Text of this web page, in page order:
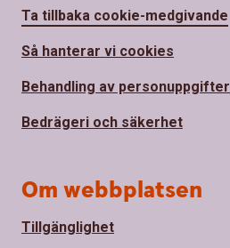
Ta tillbaka cookie-medgivande
Så hanterar vi cookies
Behandling av personuppgifter
Bedrägeri och säkerhet
Om webbplatsen
Tillgänglighet